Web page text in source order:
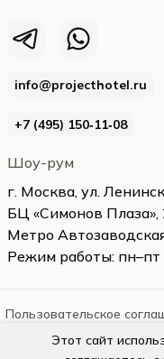
info@projecthotel.ru
+7 (495) 150‑11‑08
Шоу-рум
г. Москва, ул.
БЦ «Симонов Плаза»,
Метро
Режим работы: пн–пт
Пользовательское
Этот сайт